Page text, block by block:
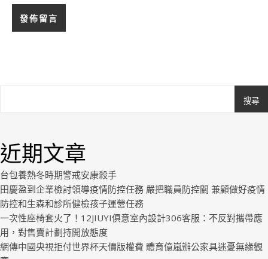
搜尋
近期文章
台包養熱冬時期警戒安康殺手
田慶盈到企業檢討領導疫情防控任務 嚴把職員防控關 兼顧做好疫情
防控和生森和診所健檢孩子運營任務
一次性座椅套火了！12JIUYI俱意室內設計306客服：不反對攜帶應
用，對售賣計劃持開放態度
網傳中國央視拒付世界杯天價版權費 體育億嵐辦公家具迷憂無緣觀
Royal.